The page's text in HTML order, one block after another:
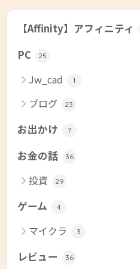
【Affinity】アフィニティ
PC 25
Jw_cad 1
ブログ 23
お出かけ 7
お金の話 36
投資 29
ゲーム 4
マイクラ 3
レビュー 36